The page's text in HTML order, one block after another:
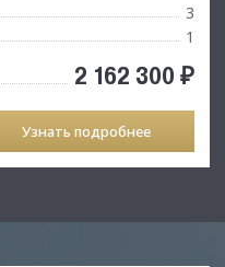
3
1
2 162 300 ₽
Узнать подробнее